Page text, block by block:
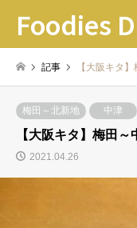
Foodies
記事 【大阪キタ
梅田～北新地 中津
【大阪キタ】梅田
2021.04.26